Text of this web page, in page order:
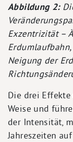
Abbildung 2:
Exzentrizität –
Neigung der
Die drei
Weise und
der Intensität,
Jahreszeiten